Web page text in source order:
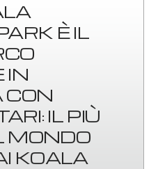
È IL
IN
CON
IL PIÙ
MONDO
KOALA